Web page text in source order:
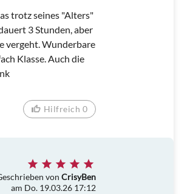
trotz seines "Alters"
3 Stunden, aber
vergeht. Wunderbare
Klasse. Auch die
Hilfreich 0
von CrisyBen
am Do. 19.03.26 17:12